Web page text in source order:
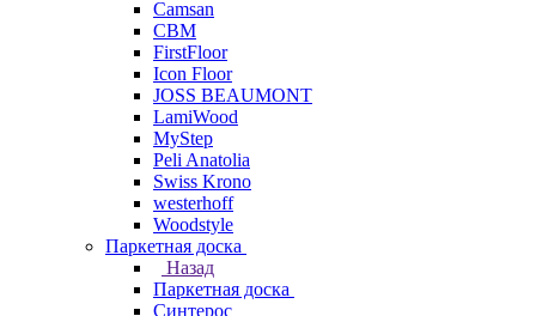
Camsan
CBM
FirstFloor
Icon Floor
JOSS BEAUMONT
LamiWood
MyStep
Peli Anatolia
Swiss Krono
westerhoff
Woodstyle
Паркетная доска
Назад
Паркетная доска
Синтерос